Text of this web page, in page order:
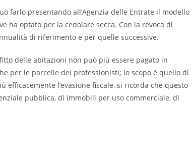
farlo presentando all’Agenzia delle Entrate il modello
ha optato per la cedolare secca. Con la revoca di
di riferimento e per quelle successive.
delle abitazioni non può più essere pagato in
per le parcelle dei professionisti; lo scopo è quello di
l’evasione fiscale, si ricorda che questo
pubblica, di immobili per uso commerciale, di